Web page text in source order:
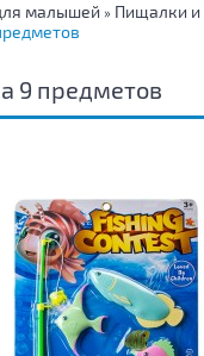
малышей » Пищалки и
9 предметов